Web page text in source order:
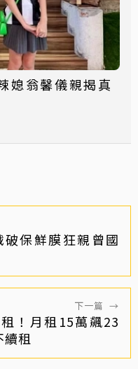
媳翁馨儀親揭真
保鮮膜狂親曾國
下一篇 →
！月租15萬飆23
租